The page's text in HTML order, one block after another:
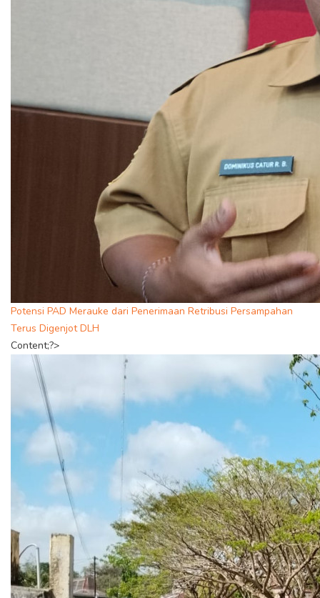
Potensi PAD Merauke dari Penerimaan Retribusi Persampahan
Terus Digenjot DLH
Content;?>